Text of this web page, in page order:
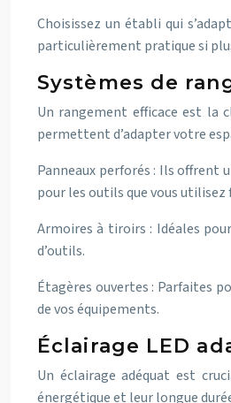
Choisissez un établi qui
particulièrement pratique si
Systèmes de
Un rangement efficace est la
permettent d’adapter votre
Panneaux perforés : Ils offrent
pour les outils que vous
Armoires à tiroirs : Idéales
d’outils.
Étagères ouvertes : Parfaites
de vos équipements.
Éclairage LED
Un éclairage adéquat est
énergétique et leur longue